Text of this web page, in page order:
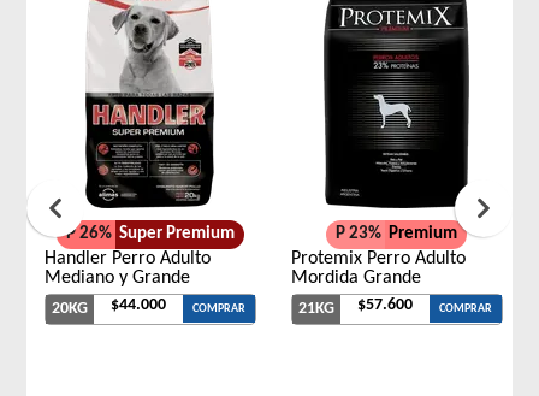
P 26% Super Premium
Handler Perro Adulto
Mediano y Grande
20KG $44.000 COMPRAR
P 23% Premium
Protemix Perro Adulto
Mordida Grande
21KG $57.600 COMPRAR